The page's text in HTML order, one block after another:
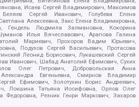
Исаев Сергей Владимирович, Максимов
Сергей Иванович, Голубева Елена
Алексеевна, Закс Елена Владимировна,
Гендель Людмила Залмановна, Кокорина
Илья Вячеславович, Арапова Галина
Мариевич, Прохоров Вадим Юрьевич,
Подузов Сергей Васильевич, Протасова
Леонид Борисович, Лукашевский Сергей
Иванович, Шабад Анатолий Ефимович, Сухих
Олег Петрович, Добровольская Анна
Евгеньевна, Смирнов Владимир
Ефимович, Золотухин Борис Андреевич,
Локшина Татьяна Иосифовна, Орлов Олег
Федоровна, Резник Генри Маркович, Захаров